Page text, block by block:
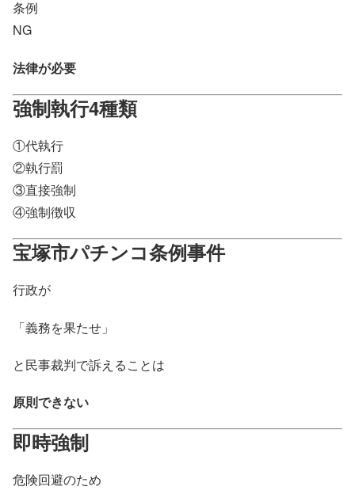
条例
NG
法律が必要
強制執行4種類
①代執行
②執行罰
③直接強制
④強制徴収
宝塚市パチンコ条例事件
行政が
「義務を果たせ」
と民事裁判で訴えることは
原則できない
即時強制
危険回避のため